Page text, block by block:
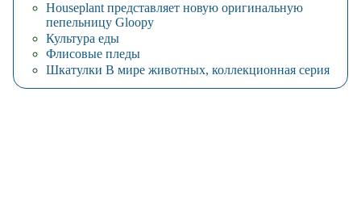
Houseplant представляет новую оригинальную
пепельницу Gloopy
Культура еды
Флисовые пледы
Шкатулки В мире животных, коллекционная серия